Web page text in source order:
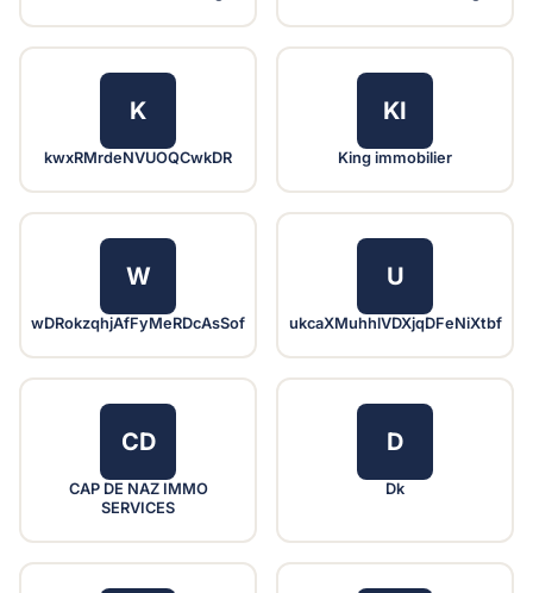
K
kwxRMrdeNVUOQCwkDR
KI
King immobilier
W
wDRokzqhjAfFyMeRDcAsSof
U
ukcaXMuhhlVDXjqDFeNiXtbf
CD
CAP DE NAZ IMMO
SERVICES
D
Dk